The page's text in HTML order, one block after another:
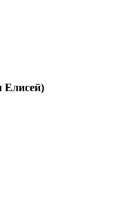
Елисей)